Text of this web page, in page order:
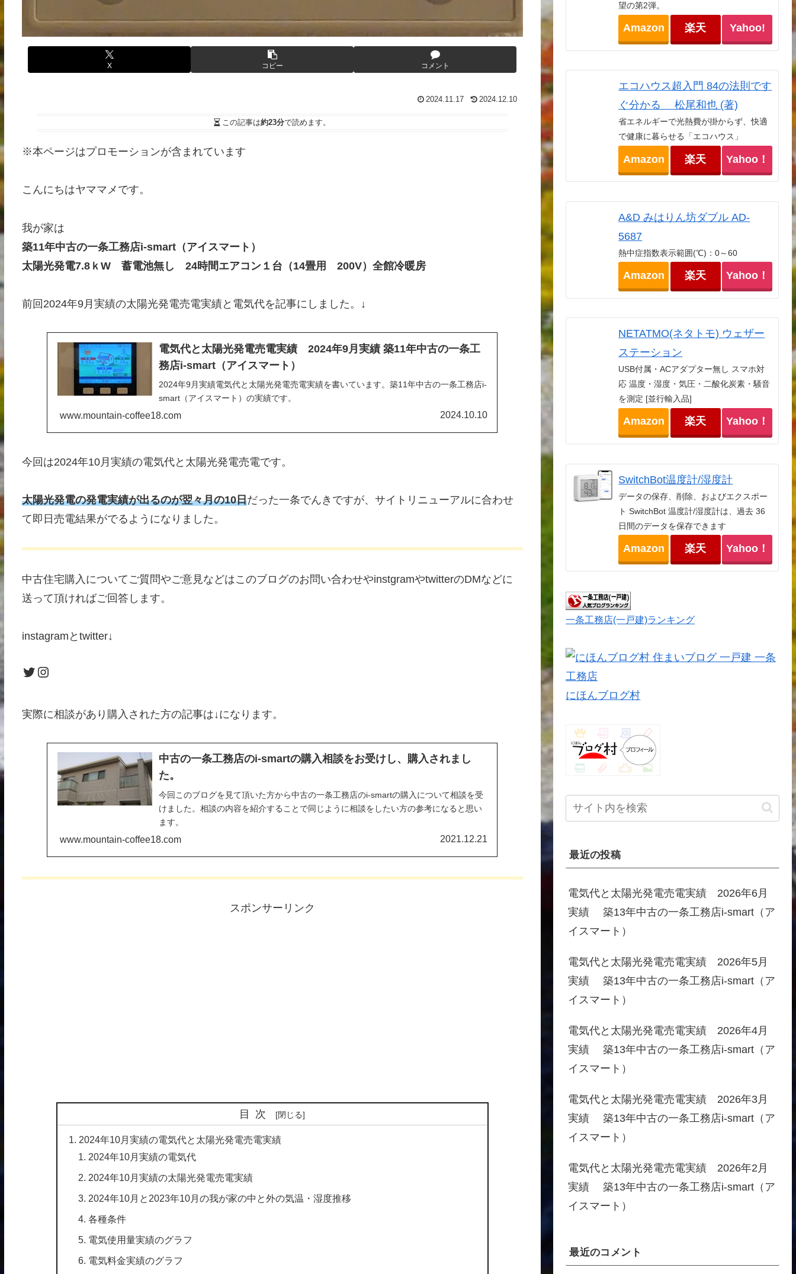
X コピー コメント
2024.11.17 2024.12.10
この記事は約23分で読めます。
※本ページはプロモーションが含まれています
こんにちはヤママメです。
我が家は
築11年中古の一条工務店i-smart（アイスマート）
太陽光発電7.8ｋW 蓄電池無し 24時間エアコン１台（14畳用 200V）全館冷暖房
前回2024年9月実績の太陽光発電売電実績と電気代を記事にしました。↓
電気代と太陽光発電売電実績 2024年9月実績 築11年中古の一条工
務店i-smart（アイスマート）
2024年9月実績電気代と太陽光発電売電実績を書いています。築11年中古の一条工務店i-
smart（アイスマート）の実績です。
www.mountain-coffee18.com 2024.10.10
今回は2024年10月実績の電気代と太陽光発電売電です。
太陽光発電の発電実績が出るのが翌々月の10日だった一条でんきですが、サイトリニューアルに合わせ
て即日売電結果がでるようになりました。
中古住宅購入についてご質問やご意見などはこのブログのお問い合わせやinstgramやtwitterのDMなどに
送って頂ければご回答します。
instagramとtwitter↓
Twitter
Instagram
実際に相談があり購入された方の記事は↓になります。
中古の一条工務店のi-smartの購入相談をお受けし、購入されまし
た。
今回このブログを見て頂いた方から中古の一条工務店のi-smartの購入について相談を受
けました。相談の内容を紹介することで同じように相談をしたい方の参考になると思い
ます。
www.mountain-coffee18.com 2021.12.21
スポンサーリンク
目次
2024年10月実績の電気代と太陽光発電売電実績
2024年10月実績の電気代
2024年10月実績の太陽光発電売電実績
2024年10月と2023年10月の我が家の中と外の気温・湿度推移
各種条件
電気使用量実績のグラフ
電気料金実績のグラフ
望の第2弾。
Amazon 楽天 Yahoo!
エコハウス超入門 84の法則です
ぐ分かる 松尾和也 (著)
省エネルギーで光熱費が掛からず、快適
で健康に暮らせる「エコハウス」
Amazon 楽天 Yahoo！
A&D みはりん坊ダブル AD-
5687
熱中症指数表示範囲(℃)：0～60
Amazon 楽天 Yahoo！
NETATMO(ネタトモ) ウェザー
ステーション
USB付属・ACアダプター無し スマホ対
応 温度・湿度・気圧・二酸化炭素・騒音
を測定 [並行輸入品]
Amazon 楽天 Yahoo！
SwitchBot温度計/湿度計
データの保存、削除、およびエクスポー
ト SwitchBot 温度計/湿度計は、過去 36
日間のデータを保存できます
Amazon 楽天 Yahoo！
一条工務店(一戸建)ランキング
にほんブログ村
最近の投稿
電気代と太陽光発電売電実績 2026年6月
実績 築13年中古の一条工務店i-smart（ア
イスマート）
電気代と太陽光発電売電実績 2026年5月
実績 築13年中古の一条工務店i-smart（ア
イスマート）
電気代と太陽光発電売電実績 2026年4月
実績 築13年中古の一条工務店i-smart（ア
イスマート）
電気代と太陽光発電売電実績 2026年3月
実績 築13年中古の一条工務店i-smart（ア
イスマート）
電気代と太陽光発電売電実績 2026年2月
実績 築13年中古の一条工務店i-smart（ア
イスマート）
最近のコメント